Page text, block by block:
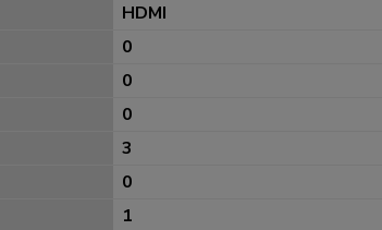
HDMI
0
0
0
3
0
1